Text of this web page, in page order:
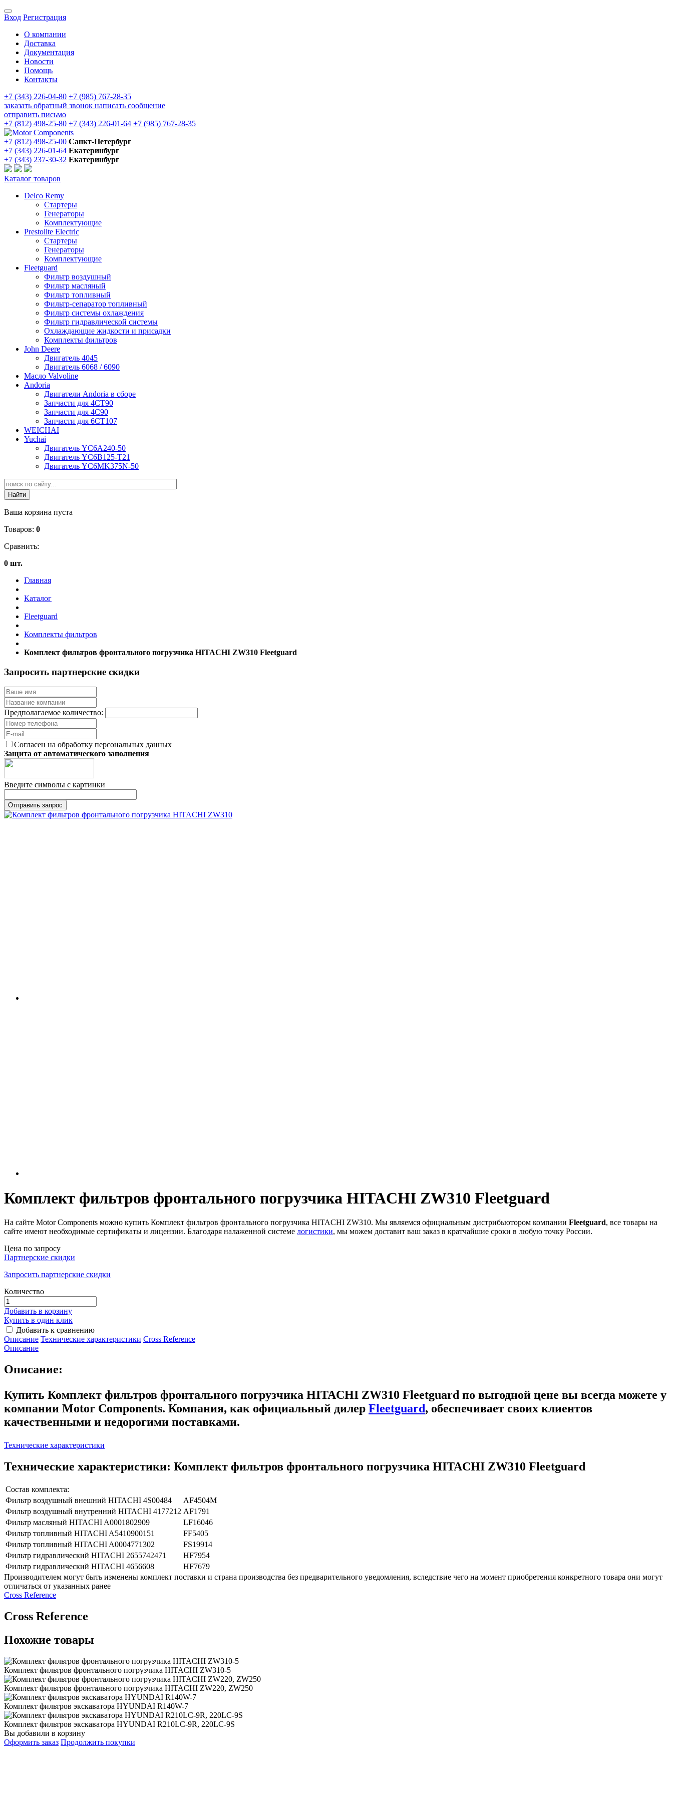
Вход Регистрация
О компании
Доставка
Документация
Новости
Помощь
Контакты
+7 (343) 226-04-80 +7 (985) 767-28-35
заказать обратный звонок написать сообщение
отправить письмо
+7 (812) 498-25-80 +7 (343) 226-01-64 +7 (985) 767-28-35
+7 (812) 498-25-00 Санкт-Петербург
+7 (343) 226-01-64 Екатеринбург
+7 (343) 237-30-32 Екатеринбург
Каталог товаров
Delco Remy
Стартеры
Генераторы
Комплектующие
Prestolite Electric
Стартеры
Генераторы
Комплектующие
Fleetguard
Фильтр воздушный
Фильтр масляный
Фильтр топливный
Фильтр-сепаратор топливный
Фильтр системы охлаждения
Фильтр гидравлической системы
Охлаждающие жидкости и присадки
Комплекты фильтров
John Deere
Двигатель 4045
Двигатель 6068 / 6090
Масло Valvoline
Andoria
Двигатели Andoria в сборе
Запчасти для 4CT90
Запчасти для 4С90
Запчасти для 6CT107
WEICHAI
Yuchai
Двигатель YC6A240-50
Двигатель YC6B125-T21
Двигатель YC6MK375N-50
Ваша корзина пуста
Товаров: 0
Сравнить:
0 шт.
Главная
Каталог
Fleetguard
Комплекты фильтров
Комплект фильтров фронтального погрузчика HITACHI ZW310 Fleetguard
Запросить партнерские скидки
Предполагаемое количество:
Согласен на обработку персональных данных
Защита от автоматического заполнения
Введите символы с картинки
Комплект фильтров фронтального погрузчика HITACHI ZW310 Fleetguard
На сайте Motor Components можно купить Комплект фильтров фронтального погрузчика HITACHI ZW310. Мы являемся официальным дистрибьютором компании Fleetguard, все товары на
сайте имеют необходимые сертификаты и лицензии. Благодаря налаженной системе логистики, мы можем доставит ваш заказ в кратчайшие сроки в любую точку России.
Цена по запросу
Партнерские скидки
Запросить партнерские скидки
Количество
Добавить в корзину
Купить в один клик
Добавить к сравнению
Описание Технические характеристики Сross Reference
Описание
Описание:
Купить Комплект фильтров фронтального погрузчика HITACHI ZW310 Fleetguard по выгодной цене вы всегда можете у
компании Motor Components. Компания, как официальный дилер Fleetguard, обеспечивает своих клиентов
качественными и недорогими поставками.
Технические характеристики
Технические характеристики: Комплект фильтров фронтального погрузчика HITACHI ZW310 Fleetguard
Состав комплекта:
Фильтр воздушный внешний HITACHI 4S00484
AF4504M
Фильтр воздушный внутренний HITACHI 4177212 AF1791
Фильтр масляный HITACHI A0001802909
LF16046
Фильтр топливный HITACHI A5410900151
FF5405
Фильтр топливный HITACHI A0004771302
FS19914
Фильтр гидравлический HITACHI 2655742471
HF7954
Фильтр гидравлический HITACHI 4656608
HF7679
Производителем могут быть изменены комплект поставки и страна производства без предварительного уведомления, вследствие чего на момент приобретения конкретного товара они могут
отличаться от указанных ранее
Сross Reference
Сross Reference
Похожие товары
Комплект фильтров фронтального погрузчика HITACHI ZW310-5
Комплект фильтров фронтального погрузчика HITACHI ZW220, ZW250
Комплект фильтров экскаватора HYUNDAI R140W-7
Комплект фильтров экскаватора HYUNDAI R210LC-9R, 220LC-9S
Вы добавили в корзину
Оформить заказ Продолжить покупки